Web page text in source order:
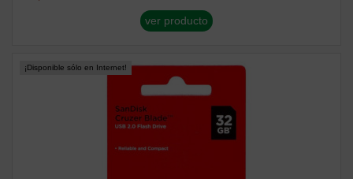
ver producto
¡Disponible sólo en Internet!